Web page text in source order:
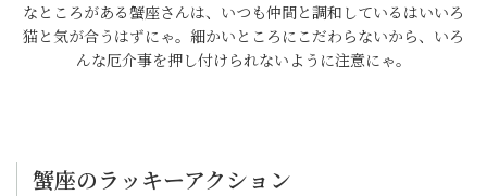
なところがある蟹座さんは、いつも仲間と調和しているはいいろ
猫と気が合うはずにゃ。細かいところにこだわらないから、いろ
んな厄介事を押し付けられないように注意にゃ。
蟹座のラッキーアクション